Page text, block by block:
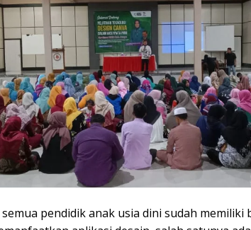
pendidik anak usia dini sudah memiliki